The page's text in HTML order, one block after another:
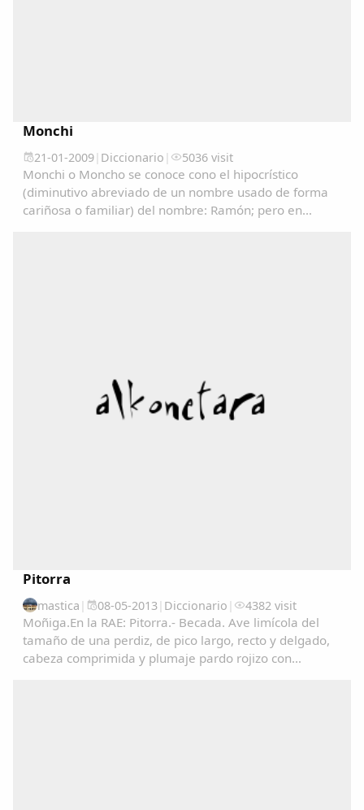
Monchi
21-01-2009| Diccionario | 5036 visit
Monchi o Moncho se conoce cono el hipocrístico
(diminutivo abreviado de un nombre usado de forma
cariñosa o familiar) del nombre: Ramón; pero en
Pitorra
mastica | 08-05-2013| Diccionario | 4382 visit
Moñiga.En la RAE: Pitorra.- Becada. Ave limícola del
tamaño de una perdiz, de pico largo, recto y delgado,
cabeza comprimida y plumaje pardo rojizo con